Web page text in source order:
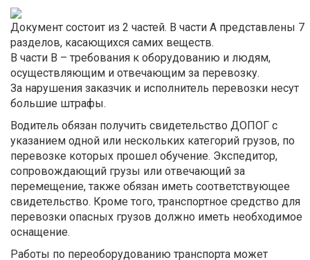
Документ состоит из 2 частей. В части А представлены 7
разделов, касающихся самих веществ.
В части В – требования к оборудованию и людям,
осуществляющим и отвечающим за перевозку.
За нарушения заказчик и исполнитель перевозки несут
большие штрафы.
Водитель обязан получить свидетельство ДОПОГ с
указанием одной или нескольких категорий грузов, по
перевозке которых прошел обучение. Экспедитор,
сопровождающий грузы или отвечающий за
перемещение, также обязан иметь соответствующее
свидетельство. Кроме того, транспортное средство для
перевозки опасных грузов должно иметь необходимое
оснащение.
Работы по переоборудованию транспорта может